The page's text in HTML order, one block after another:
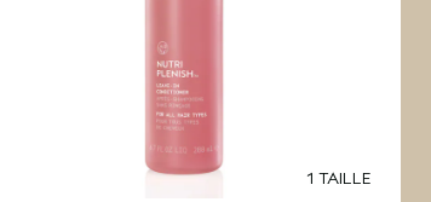
1 TAILLE